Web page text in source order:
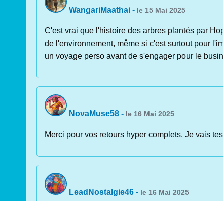
WangariMaathai - le 15 Mai 2025
C'est vrai que l'histoire des arbres plantés par
de l'environnement, même si c'est surtout pour
un voyage perso avant de s'engager pour le
NovaMuse58 - le 16 Mai 2025
Merci pour vos retours hyper complets. Je vais
LeadNostalgie46 - le 16 Mai 2025